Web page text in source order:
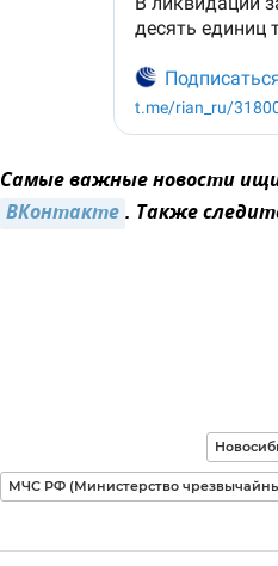
Самые важные новости
ВКонтакте. Также
МЧС РФ (Министерство